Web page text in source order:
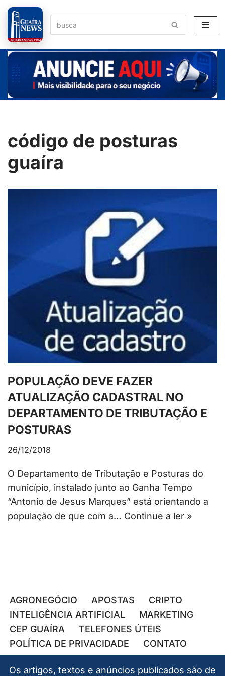
Pular
para
o
conteúdo
código de posturas
guaíra
POPULAÇÃO DEVE FAZER
ATUALIZAÇÃO CADASTRAL NO
DEPARTAMENTO DE TRIBUTAÇÃO E
POSTURAS
26/12/2018
O Departamento de Tributação e Posturas do
município, instalado junto ao Ganha Tempo
“Antonio de Jesus Marques” está orientando a
população de que com a… Continue a ler »
AGRONEGÓCIO APOSTAS
CRIPTO
INTELIGÊNCIA ARTIFICIAL
MARKETING
CEP GUAÍRA
TELEFONES ÚTEIS
POLÍTICA DE PRIVACIDADE
CONTATO
Os artigos, textos e anúncios publicados são de